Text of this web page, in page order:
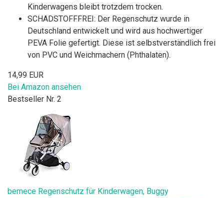
Kinderwagens bleibt trotzdem trocken.
SCHADSTOFFFREI: Der Regenschutz wurde in
Deutschland entwickelt und wird aus hochwertiger
PEVA Folie gefertigt. Diese ist selbstverständlich frei
von PVC und Weichmachern (Phthalaten).
14,99 EUR
Bei Amazon ansehen
Bestseller Nr. 2
bemece Regenschutz für Kinderwagen, Buggy